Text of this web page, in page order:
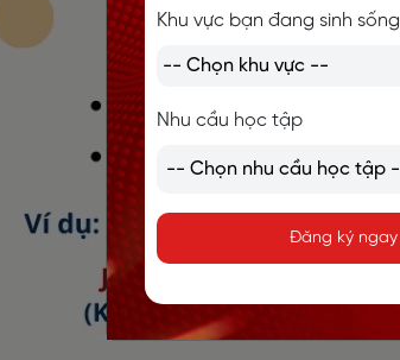
Khu vực bạn đang sinh sống
Nhu cầu học tập
Đăng ký ngay